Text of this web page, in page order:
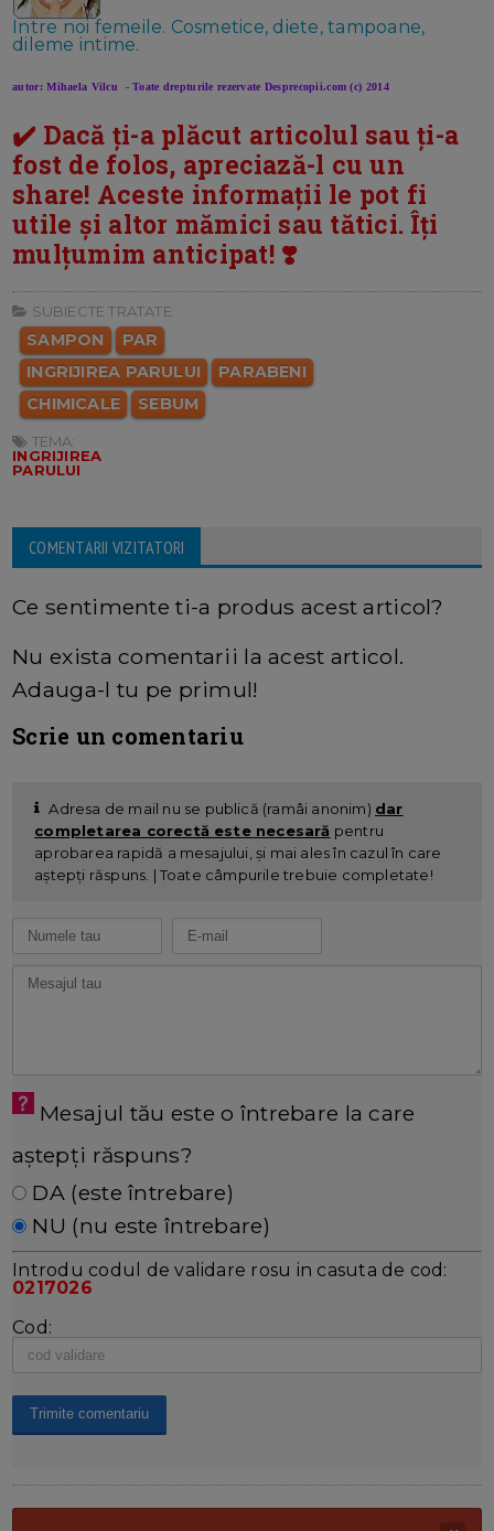
Intre noi femeile. Cosmetice, diete, tampoane,
dileme intime.
autor: Mihaela Vilcu - Toate drepturile rezervate Desprecopii.com (c) 2014
✔️ Dacă ți-a plăcut articolul sau ți-a
fost de folos, apreciază-l cu un
share! Aceste informații le pot fi
utile și altor mămici sau tătici. Îți
mulțumim anticipat! ❣️
SUBIECTE TRATATE:
SAMPON
PAR
INGRIJIREA PARULUI
PARABENI
CHIMICALE
SEBUM
TEMA:
INGRIJIREA
PARULUI
COMENTARII VIZITATORI
Ce sentimente ti-a produs acest articol?
Nu exista comentarii la acest articol.
Adauga-l tu pe primul!
Scrie un comentariu
Adresa de mail nu se publică (ramâi anonim) dar
completarea corectă este necesară pentru
aprobarea rapidă a mesajului, și mai ales în cazul în care
aștepți răspuns. | Toate câmpurile trebuie completate!
Mesajul tău este o întrebare la care
aștepți răspuns?
DA (este întrebare)
NU (nu este întrebare)
Introdu codul de validare rosu in casuta de cod:
0217026
Cod: